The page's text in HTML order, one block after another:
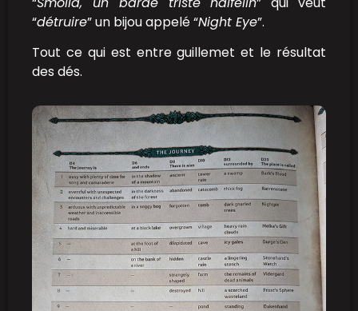
“détruire” un bijou appelé “Night Eye”.
Tout ce qui est entre guillemet et le résultat
des dés.